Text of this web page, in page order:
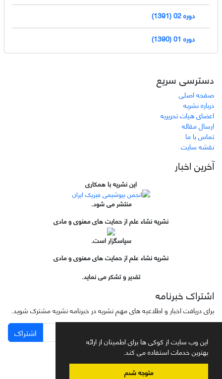
این وب سایت از کوکی ها برای اطمینان از ارائه
بهترین خدمات استفاده می کند.
متوجه شدم
دوره 02 (1391)
دوره 01 (1390)
دسترسی سریع
صفحه اصلی
درباره نشریه
اعضای هیات تحریریه
ارسال مقاله
تماس با ما
نقشه سایت
آخرین اخبار
این نشریه با همکاری
منتشر می شود.
نشریه نشاء علم از حمایت های معنوی و مادی
سپاسگزار است.
نشریه نشاء علم از حمایت های معنوی و مادی
تقدیر و تشکر می نماید.
اشتراک خبرنامه
برای دریافت اخبار و اطلاعیه های مهم نشریه در خبرنامه نشریه مشترک شوید.
اشتراک